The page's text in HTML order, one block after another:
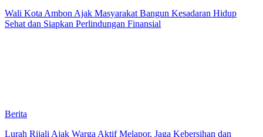
Wali Kota Ambon Ajak Masyarakat Bangun Kesadaran Hidup
Sehat dan Siapkan Perlindungan Finansial
Berita
Lurah Rijali Ajak Warga Aktif Melapor, Jaga Kebersihan dan